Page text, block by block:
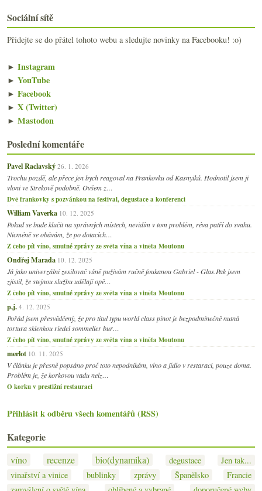
Sociální sítě
Přidejte se do přátel tohoto webu a sledujte novinky na Facebooku! :o)
► Instagram
► YouTube
► Facebook
► X (Twitter)
► Mastodon
Poslední komentáře
Pavel Raclavský 26. 1. 2026
Trochu pozdě, ale přece jen bych reagoval na Frankovku od Kasnyiků. Hodnotil jsem ji
vloni ve Strekově podobně. Ovšem z…
Dvě frankovky s pozvánkou na festival, degustace a konferenci
William Vaverka 10. 12. 2025
Pokud se bude klučit na správných místech, nevidím v tom problém, réva patří do svahu.
Nicméně se obávám, že po dotacích…
Z čeho pít víno, smutné zprávy ze světa vína a viněta Moutonu
Ondřej Marada 10. 12. 2025
Já jako univerzální zesilovač vůně pužívám ručně foukanou Gabriel - Glas.Pak jsem
zjistil, že stejnou službu udělají opě…
Z čeho pít víno, smutné zprávy ze světa vína a viněta Moutonu
p.j. 4. 12. 2025
Pořád jsem přesvědčený, že pro titul typu world class pinot je bezpodmínečně nutná
tortura sklenkou riedel sommelier bur…
Z čeho pít víno, smutné zprávy ze světa vína a viněta Moutonu
merlot 10. 11. 2025
V článku je přesně popsáno proč toto nepodnikám, víno a jídlo v restaraci, pouze doma.
Problém je, že korkovou vadu nelz…
O korku v prestižní restauraci
Přihlásit k odběru všech komentářů (RSS)
Kategorie
víno recenze bio(dynamika) degustace
Jen tak...
vinařství a vinice
bublinky zprávy Španělsko
Francie